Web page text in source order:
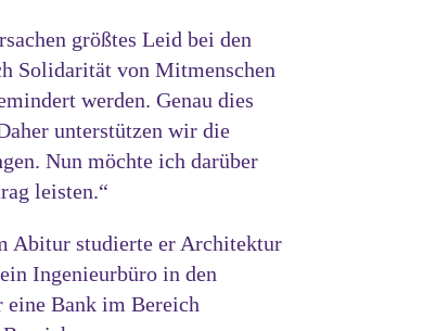
größtes Leid bei den
Solidarität von Mitmenschen
werden. Genau dies
unterstützen wir die
Nun möchte ich darüber
leisten.“
Abitur studierte er Architektur
Ingenieurbüro in den
eine Bank im Bereich